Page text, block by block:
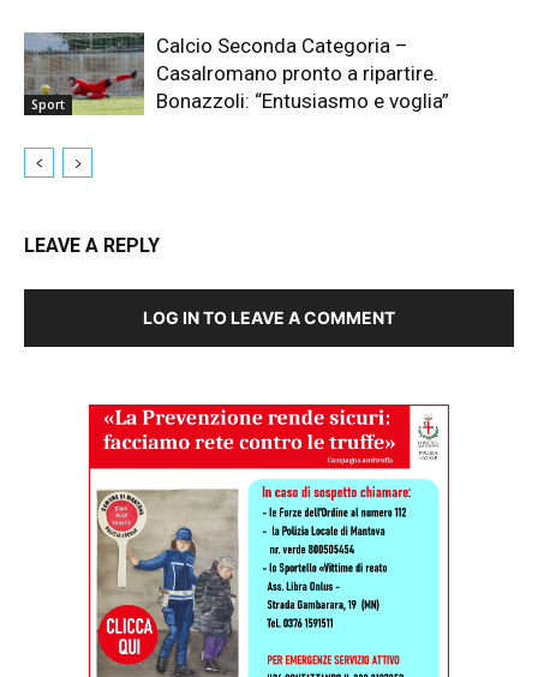
Sport
Calcio Seconda Categoria –
Casalromano pronto a ripartire.
Bonazzoli: “Entusiasmo e voglia”
LEAVE A REPLY
LOG IN TO LEAVE A COMMENT